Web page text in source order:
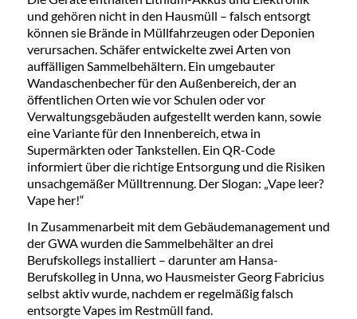
und gehören nicht in den Hausmüll – falsch entsorgt
können sie Brände in Müllfahrzeugen oder Deponien
verursachen. Schäfer entwickelte zwei Arten von
auffälligen Sammelbehältern. Ein umgebauter
Wandaschenbecher für den Außenbereich, der an
öffentlichen Orten wie vor Schulen oder vor
Verwaltungsgebäuden aufgestellt werden kann, sowie
eine Variante für den Innenbereich, etwa in
Supermärkten oder Tankstellen. Ein QR-Code
informiert über die richtige Entsorgung und die Risiken
unsachgemäßer Mülltrennung. Der Slogan: „Vape leer?
Vape her!“
In Zusammenarbeit mit dem Gebäudemanagement und
der GWA wurden die Sammelbehälter an drei
Berufskollegs installiert – darunter am Hansa-
Berufskolleg in Unna, wo Hausmeister Georg Fabricius
selbst aktiv wurde, nachdem er regelmäßig falsch
entsorgte Vapes im Restmüll fand.